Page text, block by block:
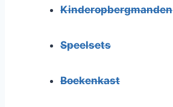
Kinderopbergmanden
Speelsets
Boekenkast